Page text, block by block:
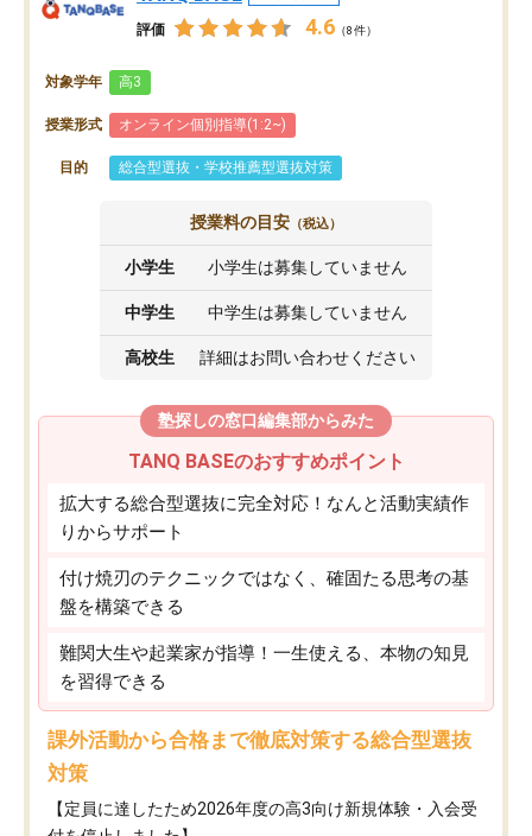
評価 4.6 （8件）
対象学年 高3
授業形式 オンライン個別指導(1:2~)
目的 総合型選抜・学校推薦型選抜対策
授業料の目安 （税込）
小学生 小学生は募集していません
中学生 中学生は募集していません
高校生 詳細はお問い合わせください
塾探しの窓口編集部からみた
TANQ BASEのおすすめポイント
拡大する総合型選抜に完全対応！なんと活動実績作
りからサポート
付け焼刃のテクニックではなく、確固たる思考の基
盤を構築できる
難関大生や起業家が指導！一生使える、本物の知見
を習得できる
課外活動から合格まで徹底対策する総合型選抜
対策
【定員に達したため2026年度の高3向け新規体験・入会受